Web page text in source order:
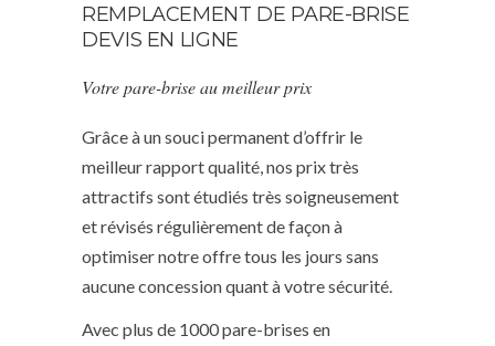
REMPLACEMENT DE PARE-BRISE
DEVIS EN LIGNE
Votre pare-brise au meilleur prix
Grâce à un souci permanent d’offrir le
meilleur rapport qualité, nos prix très
attractifs sont étudiés très soigneusement
et révisés régulièrement de façon à
optimiser notre offre tous les jours sans
aucune concession quant à votre sécurité.
Avec plus de 1000 pare-brises en